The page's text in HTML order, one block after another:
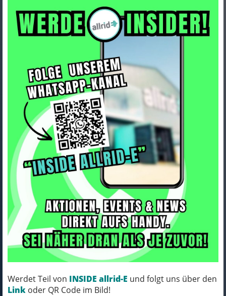
Werdet Teil von INSIDE allrid-E und folgt uns über den
Link oder QR Code im Bild!
ORTLIEB Dry-Bag slate
Art.Nr. k4451
Farbe: slate
MICH KANNST DU BESTELLEN - MIT
ABHOLUNG IN NORTORF!
pro Stück (inkl. MwSt.)
23,00 EUR